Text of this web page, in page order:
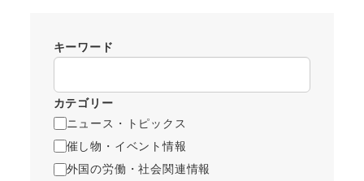
キーワード
カテゴリー
ニュース・トピックス
催し物・イベント情報
外国の労働・社会関連情報